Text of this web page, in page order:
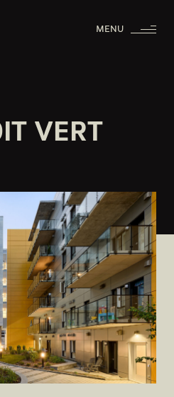
MENU
VERT